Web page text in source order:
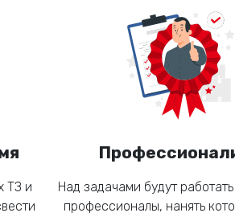
ТЗ и
Над задачами будут
профессионалы, нанять